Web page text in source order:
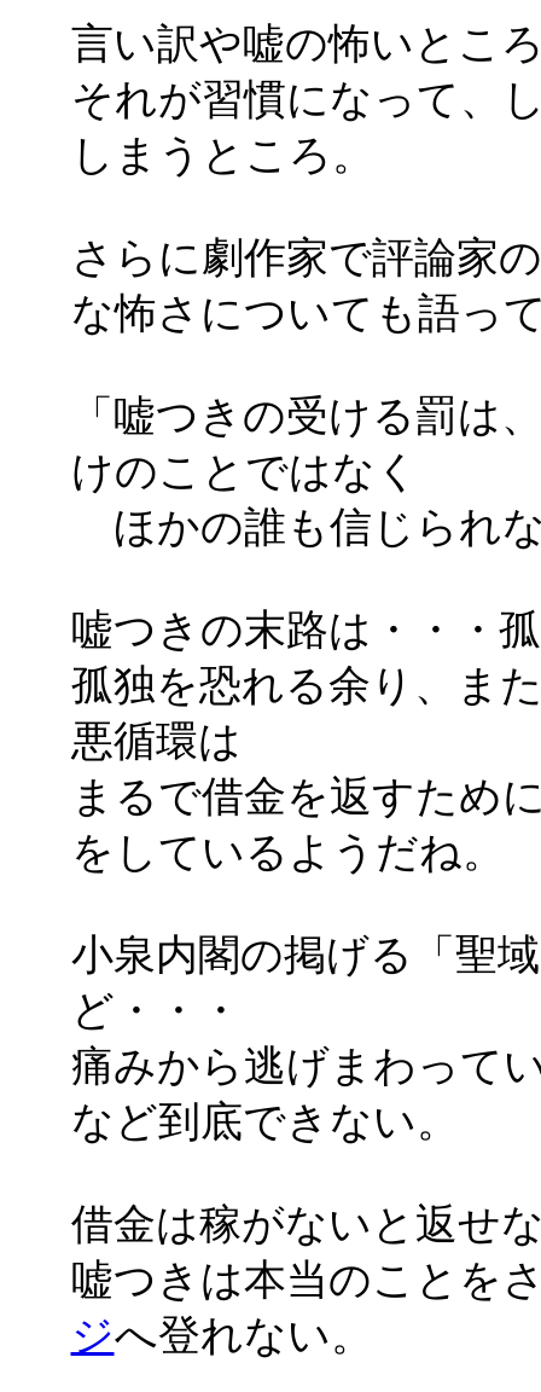
言い訳や嘘の怖いとこ
それが習慣になって、
しまうところ。
さらに劇作家で評論家
な怖さについても語っ
「嘘つきの受ける罰は
けのことではなく
ほかの誰も信じられ
嘘つきの末路は・・・
孤独を恐れる余り、ま
悪循環は
まるで借金を返すため
をしているようだね。
小泉内閣の掲げる「聖
ど・・・
痛みから逃げまわって
など到底できない。
借金は稼がないと返せ
嘘つきは本当のことを
ジへ登れない。